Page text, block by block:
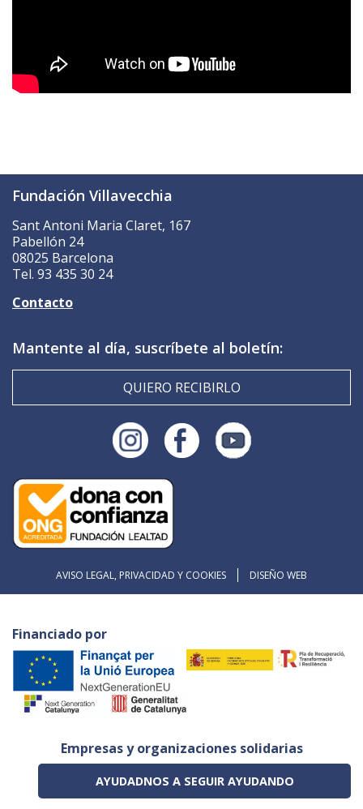
Fundación Villavecchia
Sant Antoni Maria Claret, 167
Pabellón 24
08025 Barcelona
Tel. 93 435 30 24
Contacto
Mantente al día, suscríbete al boletín:
QUIERO RECIBIRLO
AVISO LEGAL, PRIVACIDAD Y COOKIES DISEÑO WEB
Financiado por
Empresas y organizaciones solidarias
AYUDADNOS A SEGUIR AYUDANDO